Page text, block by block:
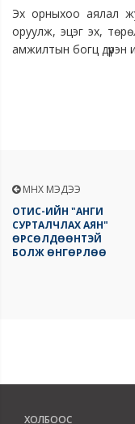
Эх орныхоо аялал
оруулж, эцэг эх,
амжилтын богц дүүрэн
ӨМНӨХ МЭДЭЭ
ОТИС-ИЙН "АНГИ
СУРТАЛЧЛАХ АЯН"
ӨРСӨЛДӨӨНТЭЙ
БОЛЖ ӨНГӨРЛӨӨ
ХОЛБООС